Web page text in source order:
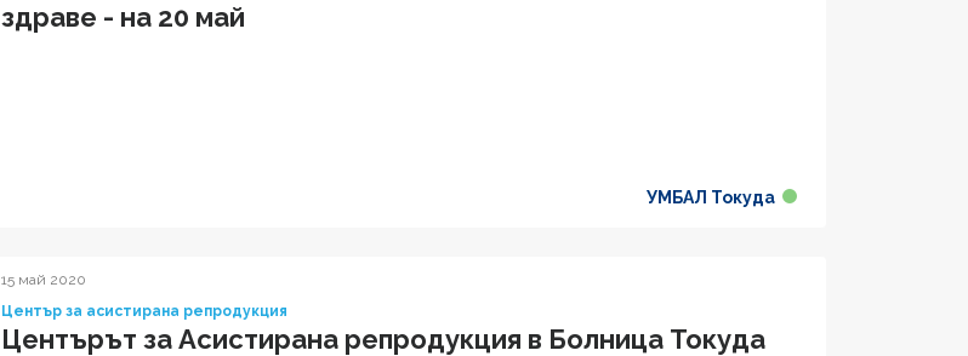
здраве - на 20 май
УМБАЛ Токуда
15 май 2020
Център за асистирана репродукция
Центърът за Асистирана репродукция в Болница Токуда